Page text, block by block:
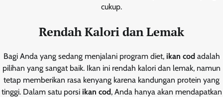
cukup.
Rendah Kalori dan Lemak
Bagi Anda yang sedang menjalani program diet, ikan codadalah
pilihan yang sangat baik. Ikan ini rendah kalori dan lemak, namun
tetap memberikan rasa kenyang karena kandungan protein yang
tinggi. Dalam satu porsi ikan cod, Anda hanya akan mendapatkan